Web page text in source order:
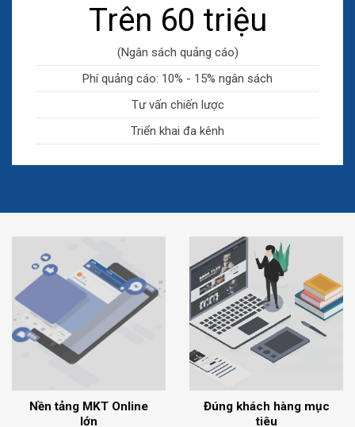
Trên 60 triệu
(Ngân sách quảng cáo)
Phí quảng cáo: 10% - 15% ngân sách
Tư vấn chiến lược
Triển khai đa kênh
Nền tảng MKT Online
lớn
Đúng khách hàng mục
tiêu